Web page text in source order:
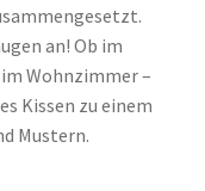
an! Ob im
Wohnzimmer –
Kissen zu einem
Mustern.